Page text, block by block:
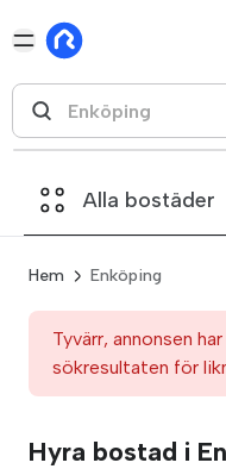
Alla bostäder
Hem Enköping
Tyvärr, annonsen
sökresultaten för
Hyra bostad i